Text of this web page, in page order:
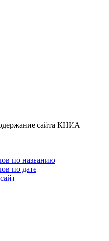
сайта КНИА
по названию
по дате